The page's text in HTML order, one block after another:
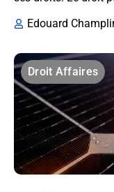
Edouard
Droit Affaires